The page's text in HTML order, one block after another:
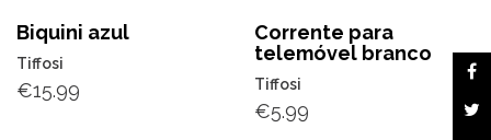
Biquini azul
Tiffosi
€15.99
Corrente para
telemóvel branco
Tiffosi
€5.99